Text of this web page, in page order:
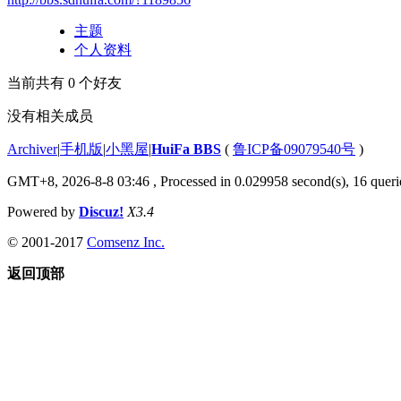
主题
个人资料
当前共有 0 个好友
没有相关成员
Archiver|手机版|小黑屋|HuiFa BBS ( 鲁ICP备09079540号 )
GMT+8, 2026-8-8 03:46 , Processed in 0.029958 second(s), 16
Powered by Discuz! X3.4
© 2001-2017 Comsenz Inc.
返回顶部